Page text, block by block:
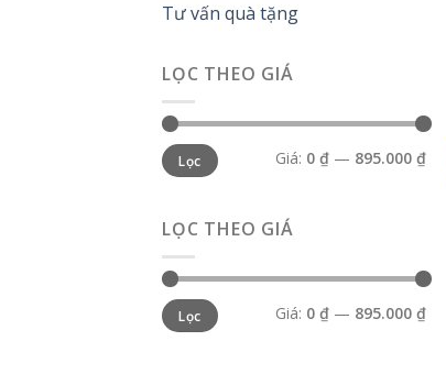
Tư vấn quà tặng
LỌC THEO GIÁ
Giá
tối
thiểu
Giá
tối
đa
Lọc Giá: 0 ₫ — 895.000 ₫
LỌC THEO GIÁ
Giá
tối
thiểu
Giá
tối
đa
Lọc Giá: 0 ₫ — 895.000 ₫